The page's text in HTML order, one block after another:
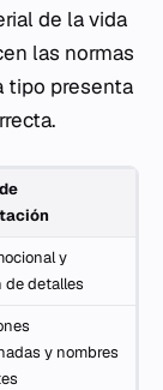
de la vida
las normas
tipo presenta
y
de detalles
y nombres